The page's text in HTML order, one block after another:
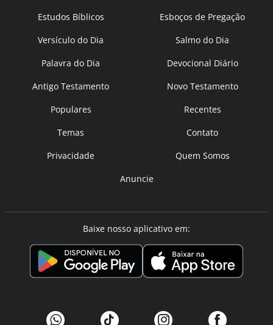
Estudos Bíblicos
Esboços de Pregação
Versículo do Dia
Salmo do Dia
Palavra do Dia
Devocional Diário
Antigo Testamento
Novo Testamento
Populares
Recentes
Temas
Contato
Privacidade
Quem Somos
Anuncie
Baixe nosso aplicativo em: